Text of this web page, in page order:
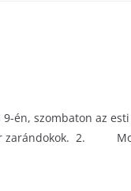
az esti
zarándokok. 2.